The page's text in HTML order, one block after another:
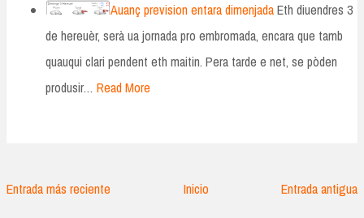
Auanç prevision entara dimenjadaEth diuendres 3
de hereuèr, serà ua jornada pro embromada, encara que tamb
quauqui clari pendent eth maitin. Pera tarde e net, se pòden
produsir… Read More
Entrada más reciente Entrada antigua
Inicio